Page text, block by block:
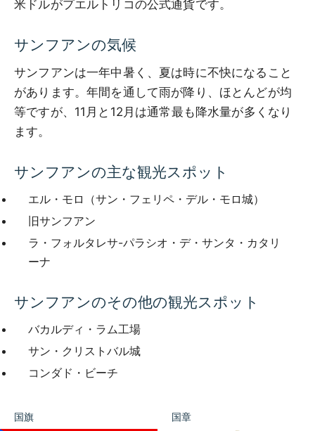
米ドルがプエルトリコの公式通貨です。
サンフアンの気候
サンフアンは一年中暑く、夏は時に不快になること
があります。年間を通して雨が降り、ほとんどが均
等ですが、11月と12月は通常最も降水量が多くなり
ます。
サンフアンの主な観光スポット
エル・モロ（サン・フェリペ・デル・モロ城）
旧サンフアン
ラ・フォルタレサ-パラシオ・デ・サンタ・カタリ
ーナ
サンフアンのその他の観光スポット
バカルディ・ラム工場
サン・クリストバル城
コンダド・ビーチ
国旗 国章